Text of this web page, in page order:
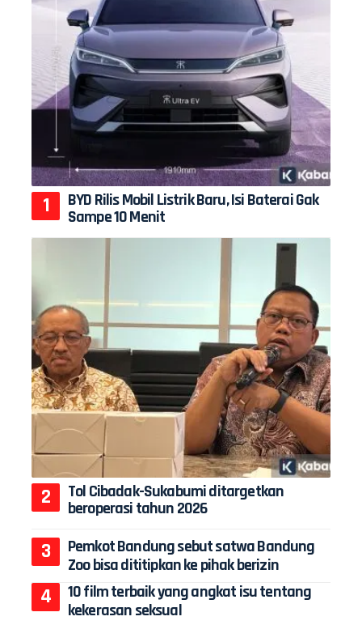
BYD Rilis Mobil Listrik Baru, Isi Baterai Gak
Sampe 10 Menit
Tol Cibadak-Sukabumi ditargetkan
beroperasi tahun 2026
Pemkot Bandung sebut satwa Bandung
Zoo bisa dititipkan ke pihak berizin
10 film terbaik yang angkat isu tentang
kekerasan seksual